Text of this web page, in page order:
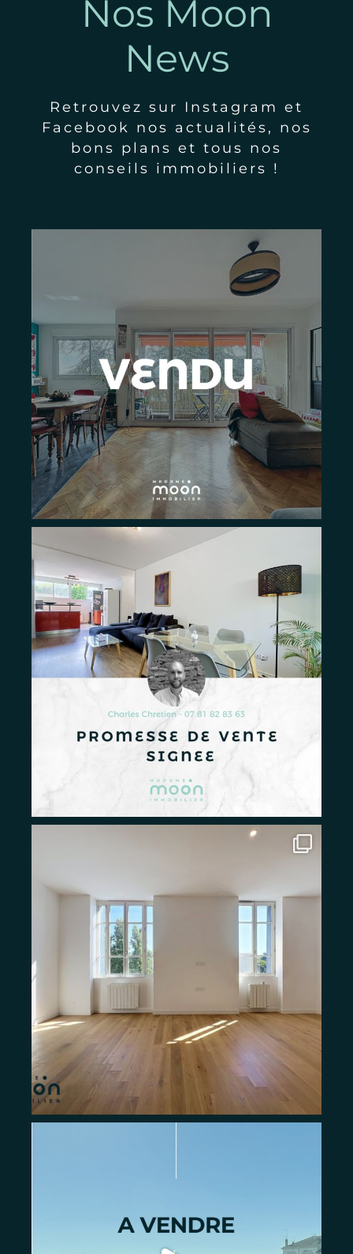
Nos Moon
News
Retrouvez sur Instagram et
Facebook nos actualités, nos
bons plans et tous nos
conseils immobiliers !